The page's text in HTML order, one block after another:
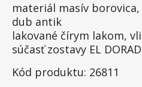
materiál masív
dub antik
lakované čírym lakom,
súčasť zostavy EL
Kód produktu: 26811